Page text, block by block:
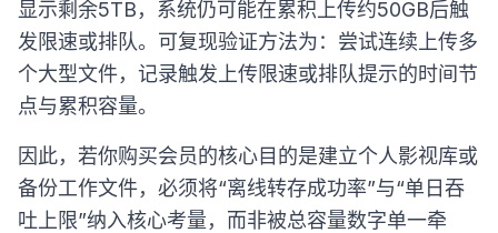
显示剩余5TB，系统仍可能在累积上传约50GB后触
发限速或排队。可复现验证方法为：尝试连续上传多
个大型文件，记录触发上传限速或排队提示的时间节
点与累积容量。
因此，若你购买会员的核心目的是建立个人影视库或
备份工作文件，必须将“离线转存成功率”与“单日吞
吐上限”纳入核心考量，而非被总容量数字单一牵